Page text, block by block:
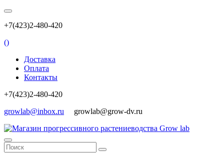
+7(423)2-480-420
()
Доставка
Оплата
Контакты
+7(423)2-480-420
growlab@inbox.ru growlab@grow-dv.ru